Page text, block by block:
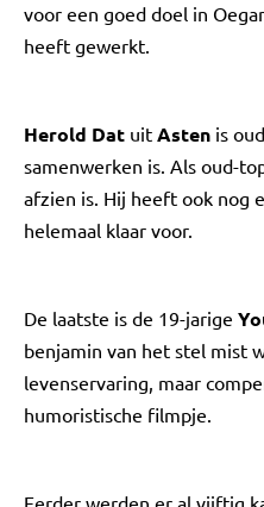
voor een goed doel in
heeft gewerkt.
Herold Dat uit Asten is
samenwerken is. Als oud-
afzien is. Hij heeft ook nog
helemaal klaar voor.
De laatste is de 19-jarige
benjamin van het stel mist
levenservaring, maar
humoristische filmpje.
Eerder werden er al vijftig